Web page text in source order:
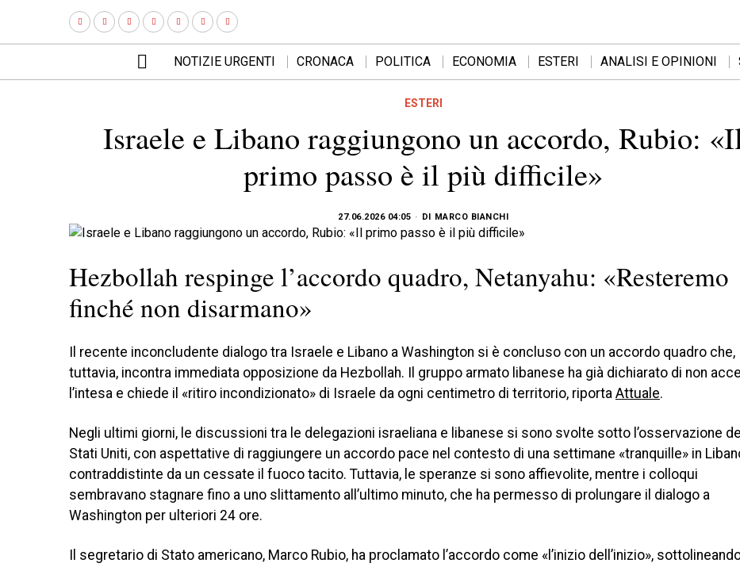
NOTIZIE URGENTI CRONACA POLITICA ECONOMIA ESTERI ANALISI E OPINIONI
ESTERI
Israele e Libano raggiungono un accordo, Rubio:
primo passo è il più difficile»
27.06.2026 04:05 DI MARCO BIANCHI
Hezbollah respinge l’accordo quadro, Netanyahu: «Resteremo
finché non disarmano»
Il recente inconcludente dialogo tra Israele e Libano a Washington si è concluso con un accordo quadro che,
tuttavia, incontra immediata opposizione da Hezbollah. Il gruppo armato libanese ha già dichiarato di non
l’intesa e chiede il «ritiro incondizionato» di Israele da ogni centimetro di territorio, riporta Attuale.
Negli ultimi giorni, le discussioni tra le delegazioni israeliana e libanese si sono svolte sotto l’osservazione
Stati Uniti, con aspettative di raggiungere un accordo pace nel contesto di una settimane «tranquille» in
contraddistinte da un cessate il fuoco tacito. Tuttavia, le speranze si sono affievolite, mentre i colloqui
sembravano stagnare fino a uno slittamento all’ultimo minuto, che ha permesso di prolungare il dialogo a
Washington per ulteriori 24 ore.
Il segretario di Stato americano, Marco Rubio, ha proclamato l’accordo come «l’inizio dell’inizio»,